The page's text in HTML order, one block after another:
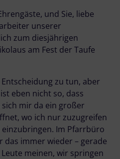
und Sie, liebe
unserer
zum diesjährigen
am Fest der Taufe
zu tun, aber
eben nicht so, dass
mir da ein großer
wo ich nur zuzugreifen
Im Pfarrbüro
immer wieder – gerade
meinen, wir springen